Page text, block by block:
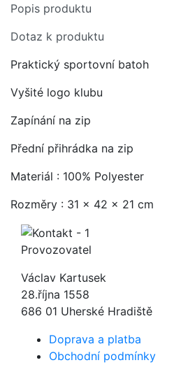
Popis produktu
Dotaz k produktu
Praktický sportovní batoh
Vyšité logo klubu
Zapínání na zip
Přední přihrádka na zip
Materiál : 100% Polyester
Rozměry : 31 x 42 x 21 cm
Provozovatel
Václav Kartusek
28.října 1558
686 01 Uherské Hradiště
Doprava a platba
Obchodní podmínky